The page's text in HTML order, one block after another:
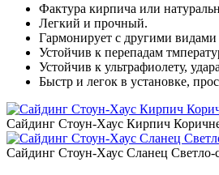
Фактура кирпича или
Легкий и прочный.
Гармонирует с другими видами
Устойчив к перепадам
Устойчив к ультрафиолету,
Быстр и легок в установке,
Сайдинг Стоун-Хаус Кирпич
Сайдинг Стоун-Хаус Сланец Светло-